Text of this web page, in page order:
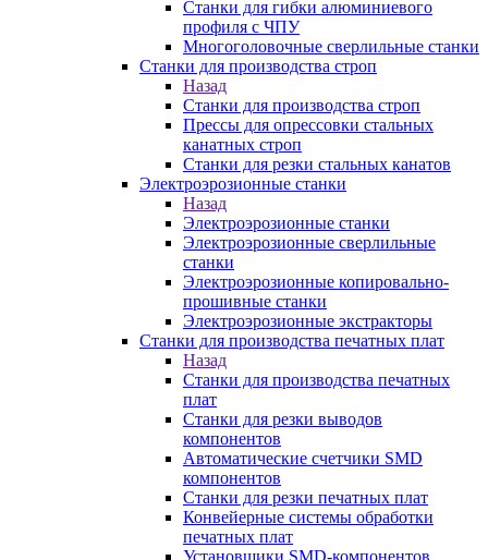
Станки для гибки алюминиевого
профиля с ЧПУ
Многоголовочные сверлильные станки
Станки для производства строп
Назад
Станки для производства строп
Прессы для опрессовки стальных
канатных строп
Станки для резки стальных канатов
Электроэрозионные станки
Назад
Электроэрозионные станки
Электроэрозионные сверлильные
станки
Электроэрозионные копировально-
прошивные станки
Электроэрозионные экстракторы
Станки для производства печатных плат
Назад
Станки для производства печатных
плат
Станки для резки выводов
компонентов
Автоматические счетчики SMD
компонентов
Станки для резки печатных плат
Конвейерные системы обработки
печатных плат
Установщики SMD-компонентов